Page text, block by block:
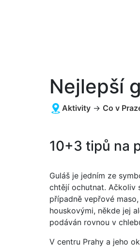
Nejlepší
Aktivity → Co v
10+3 tipů na
Guláš je jedním ze
chtějí ochutnat. Ačkoliv
případně vepřové
houskovými, někde jej
podáván rovnou v
V centru Prahy a jeho